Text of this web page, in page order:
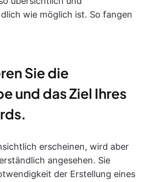
wie möglich ist. So fangen
Sie die
und das Ziel Ihres
erscheinen, wird aber
angesehen. Sie
der Erstellung eines